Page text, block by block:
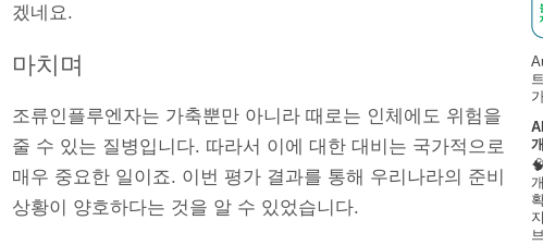
겠네요.
마치며
조류인플루엔자는 가축뿐만 아니라 때로는 인체에도 위험을
줄 수 있는 질병입니다. 따라서 이에 대한 대비는 국가적으로
매우 중요한 일이죠. 이번 평가 결과를 통해 우리나라의 준비
상황이 양호하다는 것을 알 수 있었습니다.